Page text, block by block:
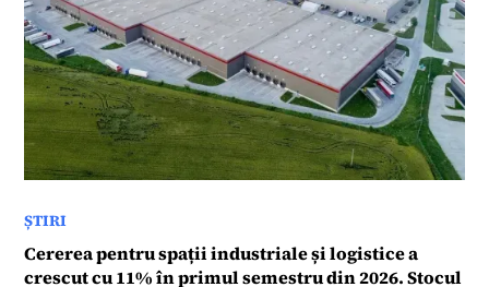
ȘTIRI
Cererea pentru spații industriale și logistice a
crescut cu 11% în primul semestru din 2026. Stocul